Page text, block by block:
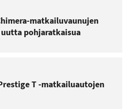
matkailuvaunujen
pohjaratkaisua
T -matkailuautojen